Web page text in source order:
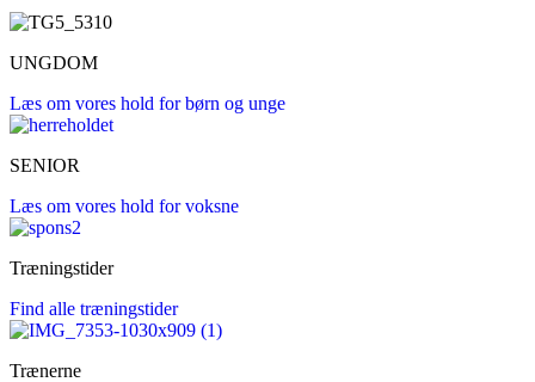
UNGDOM
Læs om vores hold for børn og unge
SENIOR
Læs om vores hold for voksne
Træningstider
Find alle træningstider
Trænerne